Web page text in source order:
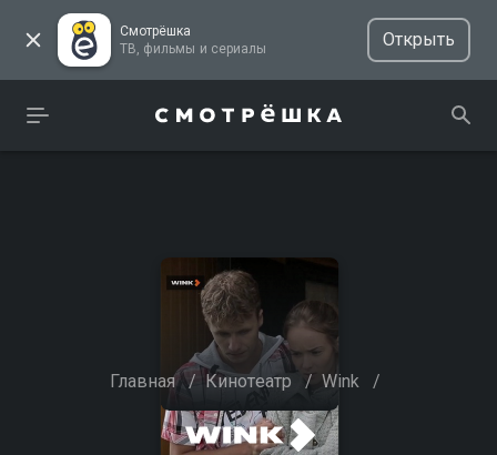
Смотрёшка
ТВ, фильмы и сериалы
Открыть
Главная / Кинотеатр / Wink /